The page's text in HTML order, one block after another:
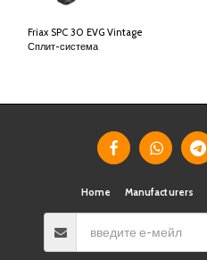
Friax SPC 30 EVG Vintage
Сплит-система
Home Manufacturers